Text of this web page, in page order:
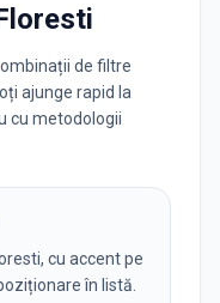
de filtre
ajunge rapid la
cu metodologii
cu accent pe
în listă.